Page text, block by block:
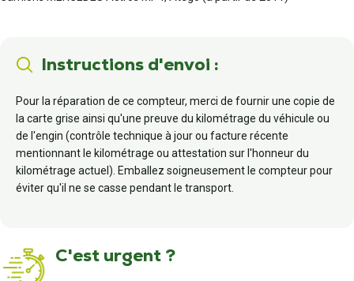
Instructions d'envoi :
Pour la réparation de ce compteur, merci de fournir une copie de
la carte grise ainsi qu'une preuve du kilométrage du véhicule ou
de l'engin (contrôle technique à jour ou facture récente
mentionnant le kilométrage ou attestation sur l'honneur du
kilométrage actuel). Emballez soigneusement le compteur pour
éviter qu'il ne se casse pendant le transport.
C'est urgent ?